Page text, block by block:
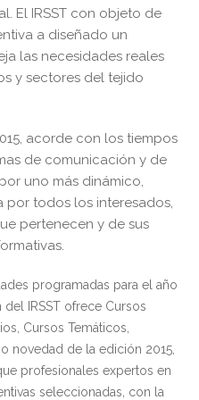
El IRSST con objeto de
a diseñado un
las necesidades reales
y sectores del tejido
acorde con los tiempos
de comunicación y de
uno más dinámico,
todos los interesados,
pertenecen y de sus
programadas para el año
IRSST ofrece Cursos
Cursos Temáticos,
novedad de la edición 2015,
profesionales expertos en
seleccionadas, con la